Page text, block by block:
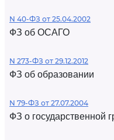
N 40-ФЗ от 25.04.2002
ФЗ об ОСАГО
N 273-ФЗ от 29.12.2012
ФЗ об образовании
N 79-ФЗ от 27.07.2004
ФЗ о государственной